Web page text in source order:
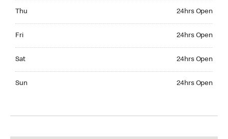
Thu 24hrs Open
Fri 24hrs Open
Sat 24hrs Open
Sun 24hrs Open